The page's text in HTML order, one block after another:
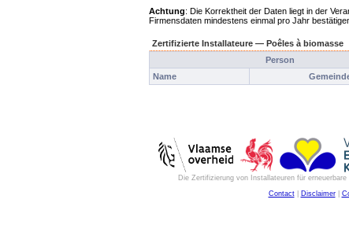
Achtung: Die Korrektheit der Daten liegt in der
Firmensdaten mindestens einmal pro Jahr
Zertifizierte Installateure — Poêles à biomasse
Person
Name
Die Zertifizierung von Installateuren für
Contact| Disclaimer|